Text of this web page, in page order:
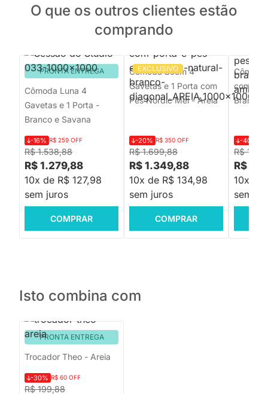
O que os outros clientes estão
comprando
PRONTA ENTREGA
Cômoda Luna 4
Gavetas e 1 Porta -
Branco e Savana
R$ 1.538,88
-16% R$ 259 OFF
R$ 1.279,88
10x de R$ 127,98
sem juros
COMPRAR
EXCLUSIVO
Cômoda Boom 4
Gavetas e 1 Porta com
Pés Nordic Mel - Areia
R$ 1.699,88
-20% R$ 350 OFF
R$ 1.349,88
10x de R$ 134,98
sem juros
COMPRAR
com
Branco
R$
-40%
R$
10x de
sem
Isto combina com
PRONTA ENTREGA
Trocador Theo - Areia
R$ 199,88
-30% R$ 60 OFF